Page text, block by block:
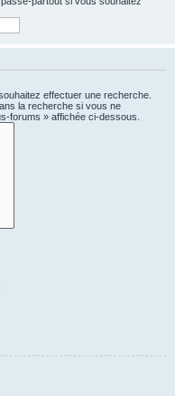
effectuer une recherche.
la recherche si vous ne
forums » affichée ci-dessous.